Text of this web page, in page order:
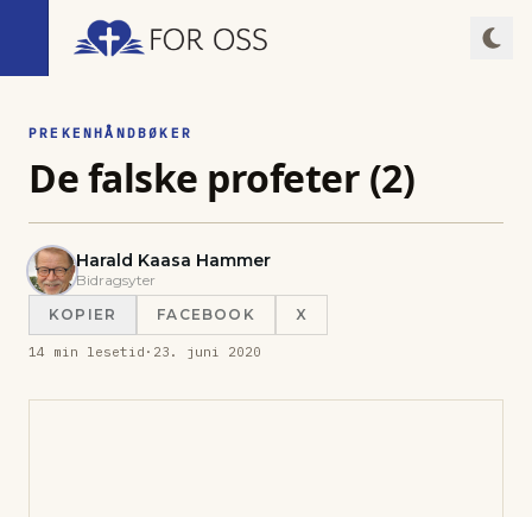
PREKENHÅNDBØKER
De falske profeter (2)
Harald Kaasa Hammer
Bidragsyter
KOPIER
FACEBOOK X
14 min lesetid · 23. juni 2020